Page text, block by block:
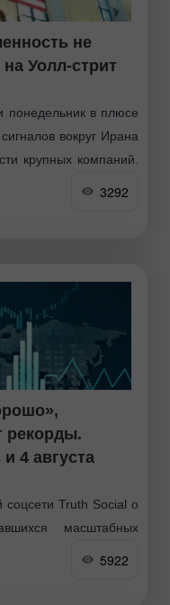
не
Уолл-стрит
понедельник в плюсе
вокруг Ирана
крупных компаний.
президента
переговорах
3292
рекорды.
4 августа
Truth Social о
масштабных
паузу запросили
Главным условием
5922